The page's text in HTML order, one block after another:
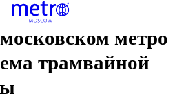
метро
трамвайной